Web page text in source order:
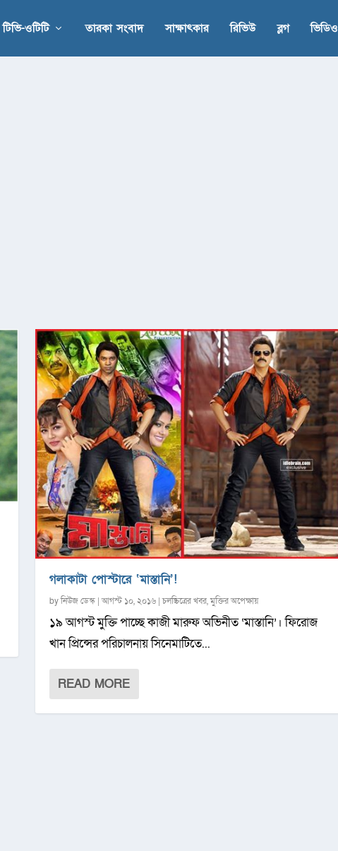
টিভি-ওটিটি তারকা সংবাদ সাক্ষাৎকার রিভিউ ব্লগ ভিডিও
গলাকাটা পোস্টারে ‘মাস্তানি’!
byনিউজ ডেস্ক|আগস্ট ১০, ২০১৬|চলচ্চিত্রের খবর,মুক্তির অপেক্ষায়
১৯ আগস্ট মুক্তি পাচ্ছে কাজী মারুফ অভিনীত ‘মাস্তানি’। ফিরোজ
খান প্রিন্সের পরিচালনায় সিনেমাটিতে...
READ MORE